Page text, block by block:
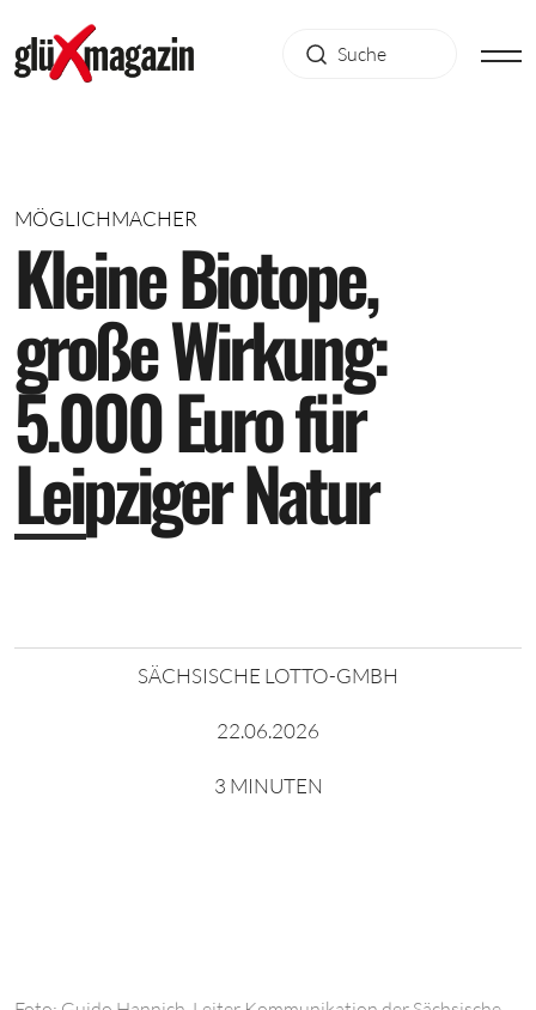
MÖGLICHMACHER
KleineBiotope,
großeWirkung:
5.000Eurofür
LeipzigerNatur
SÄCHSISCHE LOTTO-GMBH
22.06.2026
3 MINUTEN